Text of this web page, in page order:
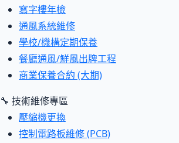
寫字樓年檢
通風系統維修
學校/機構定期保養
餐廳通風/鮮風出牌工程
商業保養合約 (大期)
🔧 技術維修專區
壓縮機更換
控制電路板維修 (PCB)